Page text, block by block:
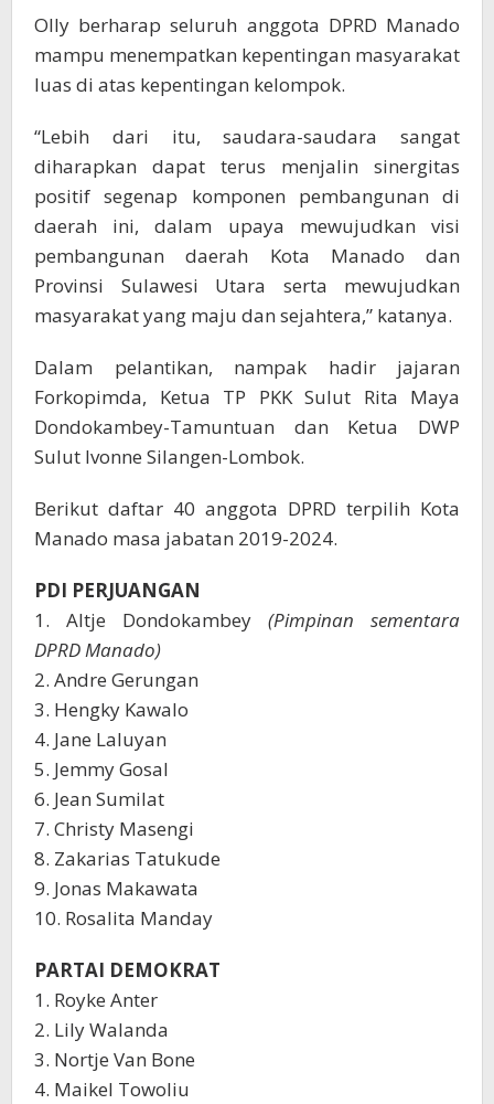
Olly berharap seluruh anggota DPRD Manado
mampu menempatkan kepentingan masyarakat
luas di atas kepentingan kelompok.
“Lebih dari itu, saudara-saudara sangat
diharapkan dapat terus menjalin sinergitas
positif segenap komponen pembangunan di
daerah ini, dalam upaya mewujudkan visi
pembangunan daerah Kota Manado dan
Provinsi Sulawesi Utara serta mewujudkan
masyarakat yang maju dan sejahtera,” katanya.
Dalam pelantikan, nampak hadir jajaran
Forkopimda, Ketua TP PKK Sulut Rita Maya
Dondokambey-Tamuntuan dan Ketua DWP
Sulut Ivonne Silangen-Lombok.
Berikut daftar 40 anggota DPRD terpilih Kota
Manado masa jabatan 2019-2024.
PDI PERJUANGAN
1. Altje Dondokambey (Pimpinan sementara
DPRD Manado)
2. Andre Gerungan
3. Hengky Kawalo
4. Jane Laluyan
5. Jemmy Gosal
6. Jean Sumilat
7. Christy Masengi
8. Zakarias Tatukude
9. Jonas Makawata
10. Rosalita Manday
PARTAI DEMOKRAT
1. Royke Anter
2. Lily Walanda
3. Nortje Van Bone
4. Maikel Towoliu